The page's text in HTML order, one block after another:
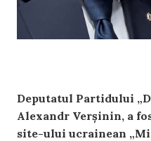
Deputatul Partidului
Alexandr Verșinin, a
site-ului ucrainean